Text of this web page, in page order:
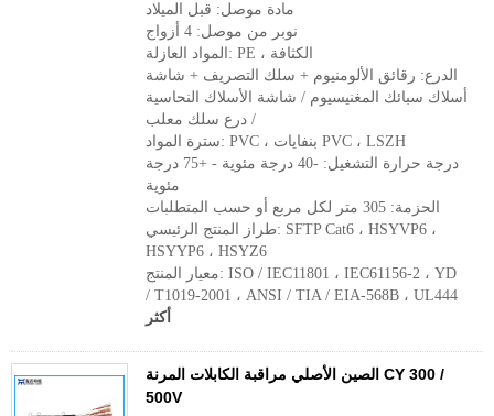
مادة موصل: قبل الميلاد
نوبر من موصل: 4 أزواج
المواد العازلة: PE ، الكثافة
الدرع: رقائق الألومنيوم + سلك التصريف + شاشة
أسلاك سبائك المغنيسيوم / شاشة الأسلاك النحاسية
/ درع سلك معلب
سترة المواد: PVC ، بنفايات PVC ، LSZH
درجة حرارة التشغيل: -40 درجة مئوية - +75 درجة
مئوية
الحزمة: 305 متر لكل مربع أو حسب المتطلبات
طراز المنتج الرئيسي: SFTP Cat6 ، HSYVP6 ،
HSYYP6 ، HSYZ6
معيار المنتج: ISO / IEC11801 ، IEC61156-2 ، YD
/ T1019-2001 ، ANSI / TIA / EIA-568B ، UL444
أكثر
الصين الأصلي مراقبة الكابلات المرنة CY 300 /
500V